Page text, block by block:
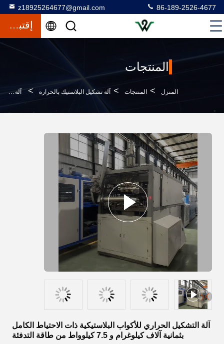
z18925264677@gmail.com 86-189-2526-4677
إقتباس
المنتجات
المنزل > المنتجات > آلة تشكيل البلاستيك بالحرارة > آلة التشكيل الحراري للأكواب البلاستيكية ذات الاحتياط الكامل بثمانية آلاف كيلوغرام و 7.5 كيلوواط من طاقة التدفئة
آلة التشكيل الحراري للأكواب البلاستيكية ذات الاحتياط الكامل
بثمانية آلاف كيلوغرام و 7.5 كيلوواط من طاقة التدفئة